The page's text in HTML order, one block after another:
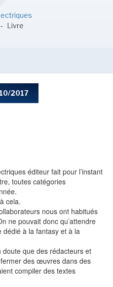
FILM
- Livre
2017
éditeur fait pour l’instant
toutes catégories
cela.
nous ont habitués
ne pouvait donc qu’attendre
dédié à la fantasy et à la
que des rédacteurs et
des œuvres dans des
compiler des textes